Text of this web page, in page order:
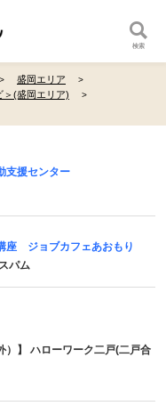
検索
盛岡エリア
＞(盛岡エリア)
支援センター
座 ジョブカフェあおもり
パム
）】 ハローワーク二戸(二戸合